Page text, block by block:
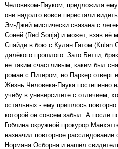
Человеком-Пауком, предложила ему
они надолго вовсе перестали
Эм-Джей мистически связана с
Соней (Red Sonja) и может, взяв её
Спайди в бою с Кулан Гатом (Kulan
далёкого прошлого. Зато Бетти,
не таким счастливым, каким был
роман с Питером, но Паркер отверг
Жизнь Человека-Паука постепенно
учёбу в университете с отличием,
остальных - ему пришлось повторно
которой он совсем забыл. А после
Гоблина окружной прокурор
назначил повторное
Нормана Осборна и нашёл